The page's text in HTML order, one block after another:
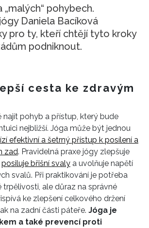
pohybech.
Daniela Bacíková
pro ty, kteří chtějí tyto kroky
podniknout.
cesta ke zdravým
najít pohyb a přístup, který bude
nejbližší. Jóga může být jednou
efektivní a šetrný přístup k posílení a
zad. Pravidelná praxe jógy zlepšuje
posiluje břišní svaly a uvolňuje napětí
svalů. Při praktikování je potřeba
trpělivosti, ale důraz na správné
ke zlepšení celkového držení
na zadní části páteře. Jóga je
a také prevencí proti